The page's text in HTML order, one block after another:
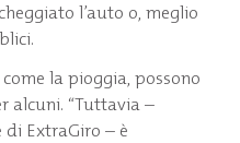
l’auto o, meglio
la pioggia, possono
alcuni. “Tuttavia –
ExtraGiro – è